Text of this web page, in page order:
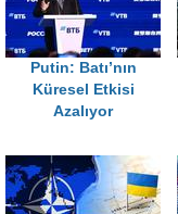
Putin: Batı’nın
Küresel Etkisi
Azalıyor